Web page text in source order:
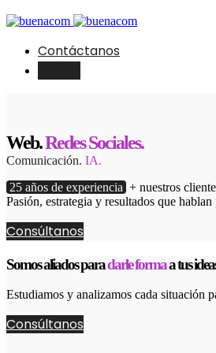
Contáctanos
Web.Redes Sociales.
Comunicación. IA.
25 años de experiencia + nuestros
Pasión, estrategia y resultados que
Consúltanos
Somos aliados paradarle formaa tus
Estudiamos y analizamos cada situación
Consúltanos